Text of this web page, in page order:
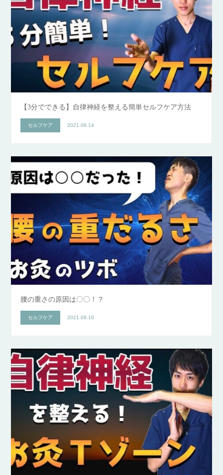
【3分でできる】自律神経を整える簡単セルフケア方法
セルフケア 2021.08.14
腰の重さの原因は〇〇！？
セルフケア 2021.08.10